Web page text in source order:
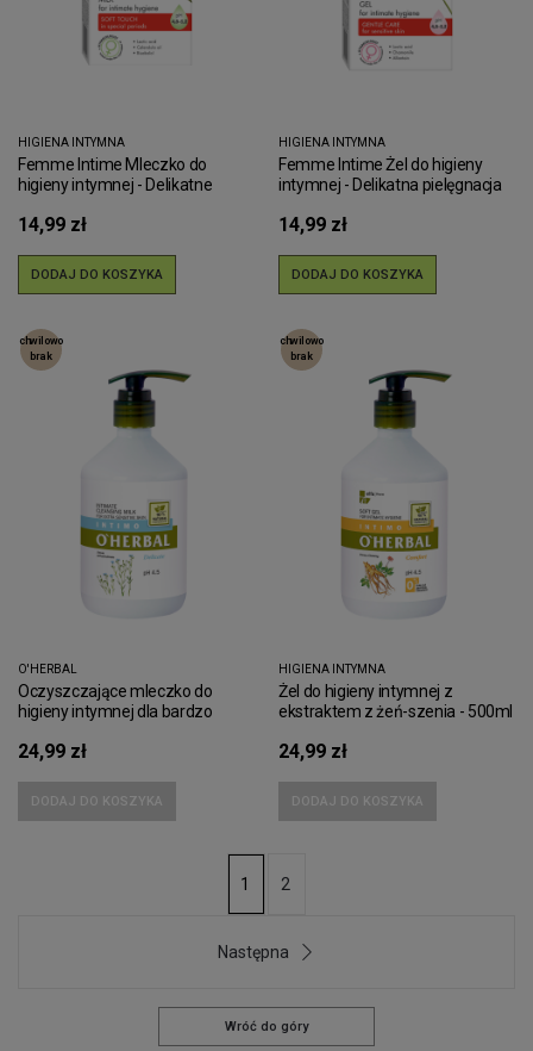
HIGIENA INTYMNA
Femme Intime Mleczko do
higieny intymnej - Delikatne
14,99 zł
DODAJ DO KOSZYKA
HIGIENA INTYMNA
Femme Intime Żel do higieny
intymnej - Delikatna pielęgnacja
14,99 zł
DODAJ DO KOSZYKA
chwilowo
brak
O'HERBAL
Oczyszczające mleczko do
higieny intymnej dla bardzo
lnu - 500ml
24,99 zł
DODAJ DO KOSZYKA
chwilowo
brak
HIGIENA INTYMNA
Żel do higieny intymnej z
ekstraktem z żeń-szenia - 500ml
24,99 zł
DODAJ DO KOSZYKA
1 2
Następna
Wróć do góry